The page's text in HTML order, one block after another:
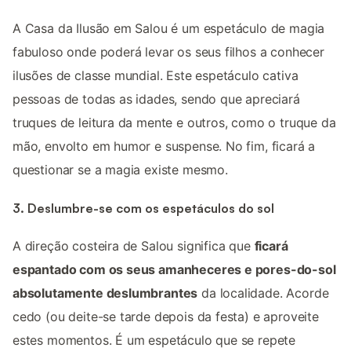
A Casa da Ilusão em Salou é um espetáculo de magia
fabuloso onde poderá levar os seus filhos a conhecer
ilusões de classe mundial. Este espetáculo cativa
pessoas de todas as idades, sendo que apreciará
truques de leitura da mente e outros, como o truque da
mão, envolto em humor e suspense. No fim, ficará a
questionar se a magia existe mesmo.
3. Deslumbre-se com os espetáculos do sol
A direção costeira de Salou significa que ficará
espantado com os seus amanheceres e pores-do-sol
absolutamente deslumbrantes da localidade. Acorde
cedo (ou deite-se tarde depois da festa) e aproveite
estes momentos. É um espetáculo que se repete